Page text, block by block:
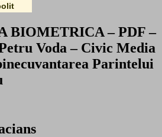
BIOMETRICA – PDF –
Voda – Civic Media
Parintelui